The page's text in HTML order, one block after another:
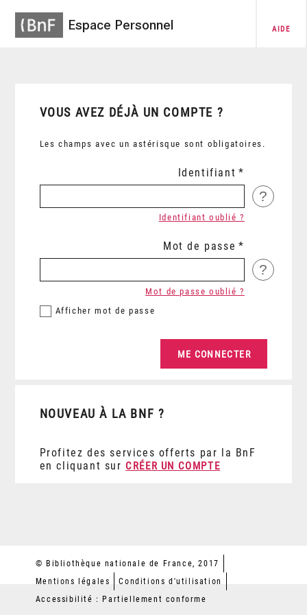
Espace Personnel AIDE
VOUS AVEZ DÉJÀ UN COMPTE ?
Les champs avec un astérisque sont obligatoires.
Identifiant
?
Identifiant oublié ?
Mot de passe
?
Afficher mot de passe
Mot de passe oublié ?
NOUVEAU À LA BNF ?
Profitez des services offerts par la BnF
en cliquant sur CRÉER UN COMPTE
© Bibliothèque nationale de France, 2017
Mentions légales
Conditions d'utilisation
Accessibilité : Partiellement conforme